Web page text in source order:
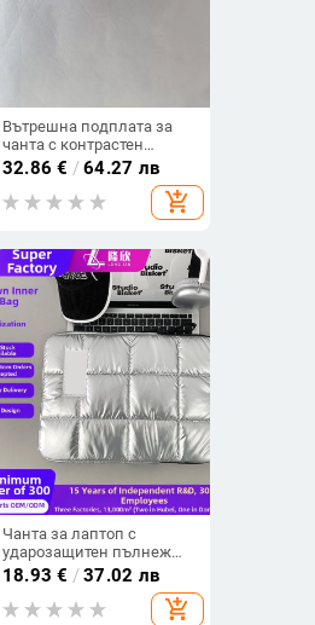
Вътрешна подплата за
чанта с контрастен
дизайн - Материал: филц -
Подплата: найлон -
Пролет 2025 - Унисекс
32.86 € /64.27 лв
add_shopping_cart
Чанта за лаптоп с
ударозащитен пълнеж
(памучно-ленен външен
материал, полиестрова
подплата, едноцветен
18.93 € /37.02 лв
add_shopping_cart